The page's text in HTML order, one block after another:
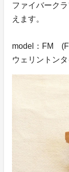
ファイバーク
えます。
model：FM
ウェリントン